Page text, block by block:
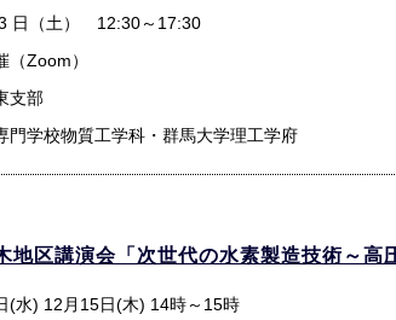
日（土） 12:30～17:30
（Zoom）
支部
門学校物質工学科・群馬大学理工学府
地区講演会「次世代の水素製造技術～高
(水) 12月15日(木) 14時～15時